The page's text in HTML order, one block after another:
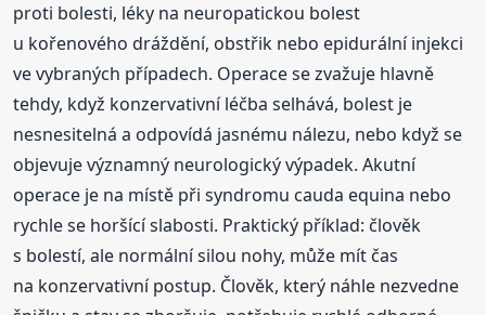
proti bolesti, léky na neuropatickou bolest
u kořenového dráždění, obstřik nebo epidurální injekci
ve vybraných případech. Operace se zvažuje hlavně
tehdy, když konzervativní léčba selhává, bolest je
nesnesitelná a odpovídá jasnému nálezu, nebo když se
objevuje významný neurologický výpadek. Akutní
operace je na místě při syndromu cauda equina nebo
rychle se horšící slabosti. Praktický příklad: člověk
s bolestí, ale normální silou nohy, může mít čas
na konzervativní postup. Člověk, který náhle nezvedne